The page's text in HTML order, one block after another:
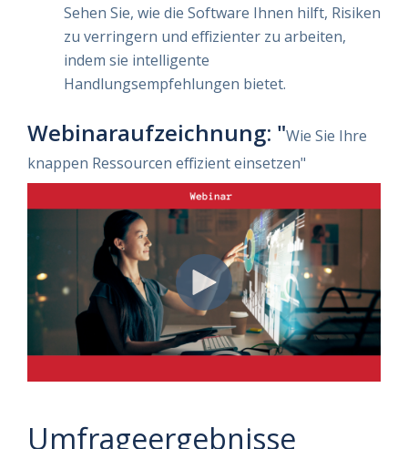
Sehen Sie, wie die Software Ihnen hilft, Risiken
zu verringern und effizienter zu arbeiten,
indem sie intelligente
Handlungsempfehlungen bietet.
Webinaraufzeichnung: "Wie Sie Ihre
knappen Ressourcen effizient einsetzen"
Umfrageergebnisse